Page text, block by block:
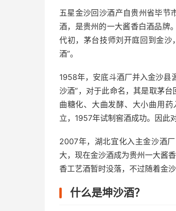
五星金沙回沙酒产自贵州省毕节
酒，是贵州的一大酱香白酒品牌
代初，茅台技师刘开庭回到金沙
酒”。
1958年，安底斗酒厂并入金沙县
沙酒”，对于此命名，其是取茅
曲糖化、大曲发酵、大小曲用
立，1957年试制窖酒成功。因此
2007年，湖北宜化入主金沙酒
大，现在金沙酒成为贵州一大酱
香工艺酒暂时没落，不过随着金
什么是坤沙酒？